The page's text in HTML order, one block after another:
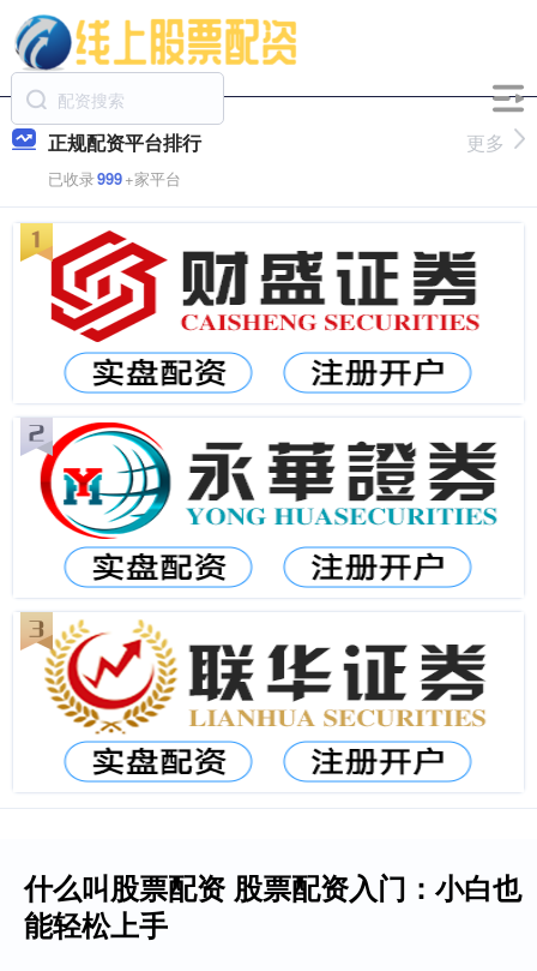
正规配资平台排行
已收录999+家平台
更多
什么叫股票配资 股票配资入门：小白也
能轻松上手